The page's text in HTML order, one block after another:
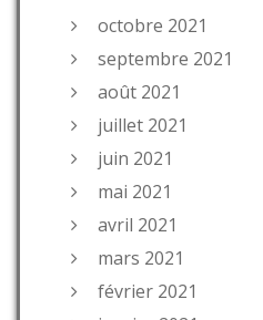
octobre 2021
septembre 2021
août 2021
juillet 2021
juin 2021
mai 2021
avril 2021
mars 2021
février 2021